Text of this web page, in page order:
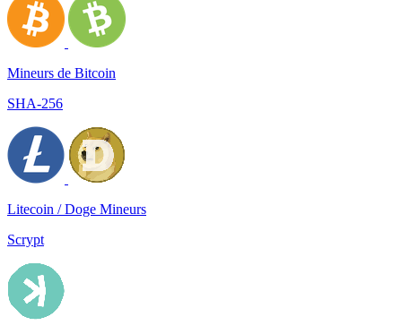
Mineurs de Bitcoin
SHA-256
Litecoin / Doge Mineurs
Scrypt